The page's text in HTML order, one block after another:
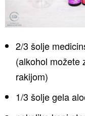
2/3 šolje
(alkohol možete
rakijom)
1/3 šolje gela